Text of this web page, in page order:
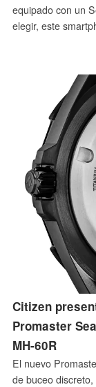
equipado con un
elegir, este
Citizen
Promaster
MH-60R
El nuevo
de buceo